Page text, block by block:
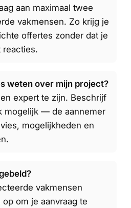
aan maximaal twee
vakmensen. Zo krijg je
offertes zonder dat je
reacties.
weten over mijn project?
expert te zijn. Beschrijf
mogelijk — de aannemer
mogelijkheden en
vakmensen
om je aanvraag te